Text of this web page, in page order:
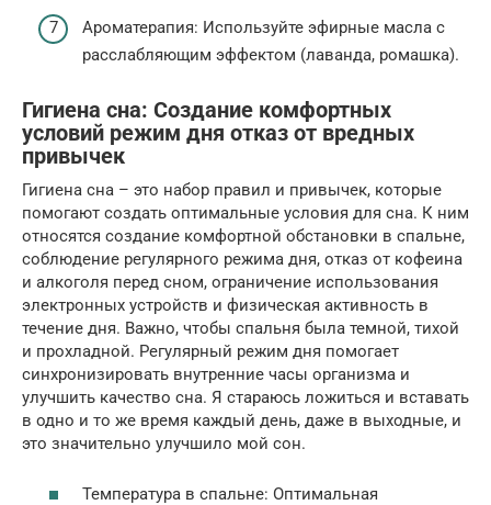
Ароматерапия: Используйте эфирные масла с
расслабляющим эффектом (лаванда, ромашка).
Гигиена сна: Создание комфортных
условий режим дня отказ от вредных
привычек
Гигиена сна – это набор правил и привычек, которые
помогают создать оптимальные условия для сна. К ним
относятся создание комфортной обстановки в спальне,
соблюдение регулярного режима дня, отказ от кофеина
и алкоголя перед сном, ограничение использования
электронных устройств и физическая активность в
течение дня. Важно, чтобы спальня была темной, тихой
и прохладной. Регулярный режим дня помогает
синхронизировать внутренние часы организма и
улучшить качество сна. Я стараюсь ложиться и вставать
в одно и то же время каждый день, даже в выходные, и
это значительно улучшило мой сон.
Температура в спальне: Оптимальная